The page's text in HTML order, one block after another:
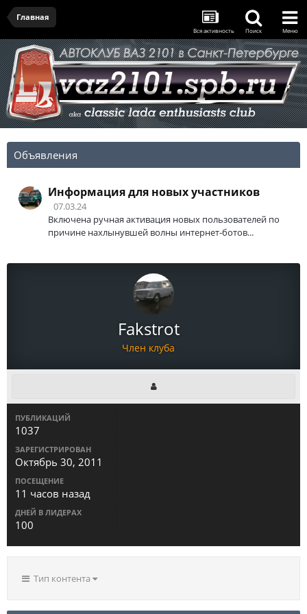
Главная
Вся активность Поиск Меню
Объявления
Информация для новых участников
07.03.24
Включена ручная активация новых пользователей по
причине нахлынувшей волны интернет-ботов...
Fakstrot
Член клуба
ПУБЛИКАЦИЙ
1037
ЗАРЕГИСТРИРОВАН
Октябрь 30, 2011
ПОСЕЩЕНИЕ
11 часов назад
ДНЕЙ В ЛИДЕРАХ
100
Тип контента